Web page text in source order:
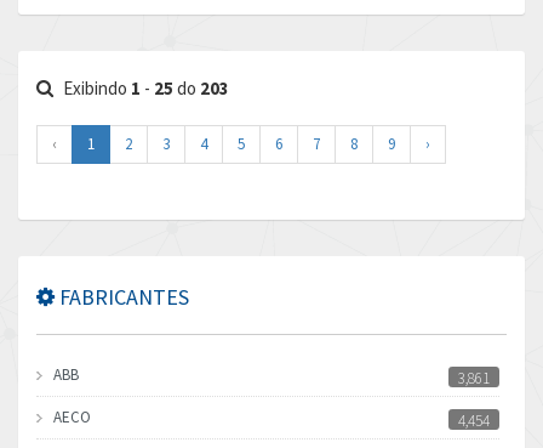
Exibindo 1 - 25 do 203
‹ 1 2 3 4 5 6 7 8 9 ›
FABRICANTES
ABB
3,861
AECO
4,454